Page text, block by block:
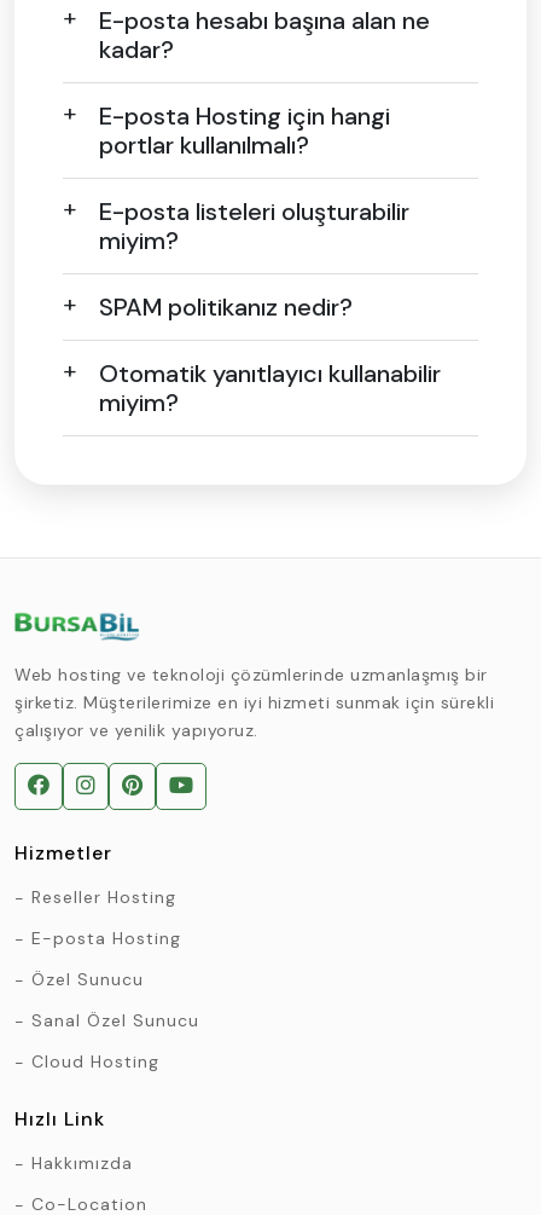
E-posta hesabı başına alan ne
kadar?
E-posta Hosting için hangi
portlar kullanılmalı?
E-posta listeleri oluşturabilir
miyim?
SPAM politikanız nedir?
Otomatik yanıtlayıcı kullanabilir
miyim?
Web hosting ve teknoloji çözümlerinde uzmanlaşmış bir
şirketiz. Müşterilerimize en iyi hizmeti sunmak için sürekli
çalışıyor ve yenilik yapıyoruz.
Hizmetler
Reseller Hosting
E-posta Hosting
Özel Sunucu
Sanal Özel Sunucu
Cloud Hosting
Hızlı Link
Hakkımızda
Co-Location